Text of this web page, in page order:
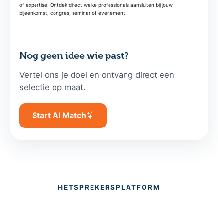
of expertise. Ontdek direct welke professionals aansluiten bij jouw
bijeenkomst, congres, seminar of evenement.
Nog geen idee wie past?
Vertel ons je doel en ontvang direct een
selectie op maat.
Start AI Match
HETSPREKERSPLATFORM